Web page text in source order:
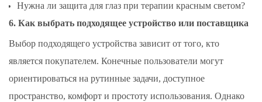
Нужна ли защита для глаз при терапии красным светом?
6. Как выбрать подходящее устройство или поставщика
Выбор подходящего устройства зависит от того, кто
является покупателем. Конечные пользователи могут
ориентироваться на рутинные задачи, доступное
пространство, комфорт и простоту использования. Однако